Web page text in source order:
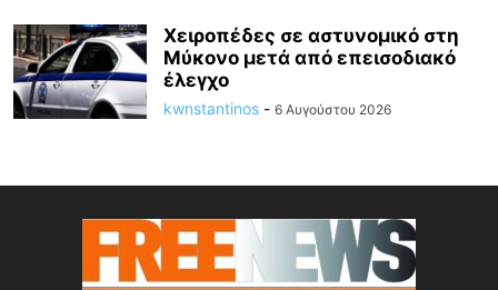
Χειροπέδες σε αστυνομικό στη
Μύκονο μετά από επεισοδιακό
έλεγχο
kwnstantinos - 6 Αυγούστου 2026